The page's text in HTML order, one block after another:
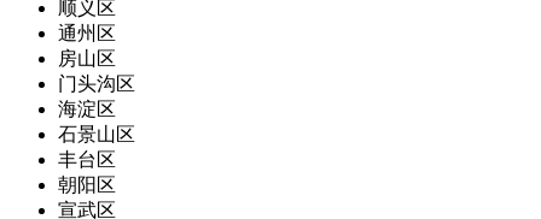
顺义区
通州区
房山区
门头沟区
海淀区
石景山区
丰台区
朝阳区
宣武区